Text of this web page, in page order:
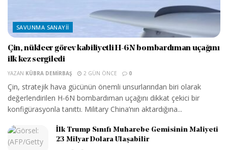
SAVUNMA SANAYII
Çin, nükleer görev kabiliyetli H-6N bombardıman uçağını
ilk kez sergiledi
YAZAN KÜBRA DEMIRBAŞ 2 GÜN ÖNCE 0
Çin, stratejik hava gücünün önemli unsurlarından biri olarak
değerlendirilen H-6N bombardıman uçağını dikkat çekici bir
konfigürasyonla tanıttı. Military China’nın aktardığına...
İlk Trump Sınıfı Muharebe Gemisinin Maliyeti
23 Milyar Dolara Ulaşabilir